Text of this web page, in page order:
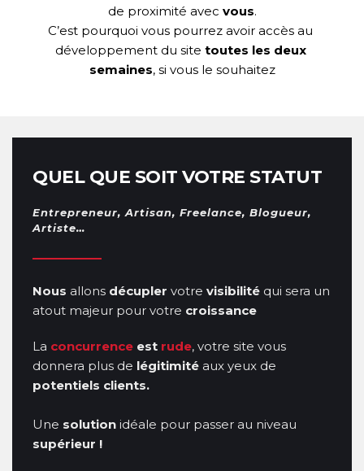
de proximité avec vous.
C’est pourquoi vous pourrez avoir accès au
développement du site toutes les deux
semaines, si vous le souhaitez
QUEL QUE SOIT VOTRE STATUT
Entrepreneur, Artisan, Freelance, Blogueur,
Artiste…
Nous allons décupler votre visibilité qui sera un
atout majeur pour votre croissance
La concurrence est rude, votre site vous
donnera plus de légitimité
potentiels clients.
Une solution
supérieur !